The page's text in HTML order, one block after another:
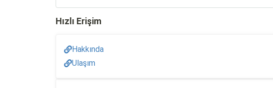
Hızlı Erişim
Hakkında
Ulaşım